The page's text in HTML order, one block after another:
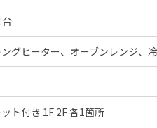
グヒーター、オーブンレンジ、
ト付き 1F 2F 各1箇所